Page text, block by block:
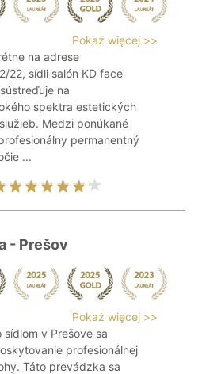
Pokaż więcej >>
na adrese
22, sídli salón KD face
na
spektra estetických
Medzi ponúkané
permanentný
...
- Prešov
Pokaż więcej >>
sídlom v Prešove sa
profesionálnej
Táto prevádzka sa